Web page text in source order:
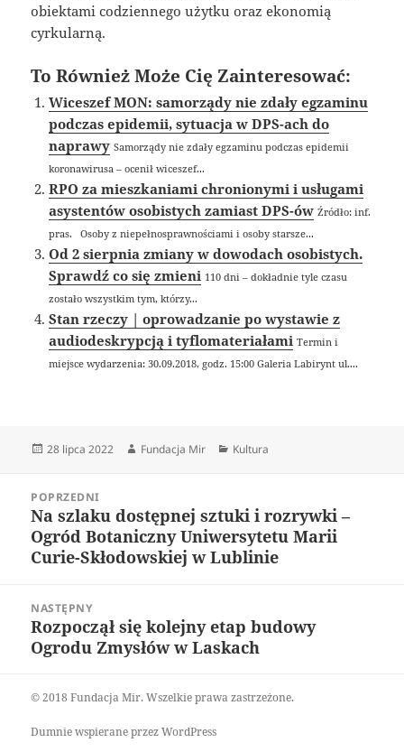
obiektami codziennego użytku oraz ekonomią
cyrkularną.
To Również Może Cię Zainteresować:
Wiceszef MON: samorządy nie zdały egzaminu
podczas epidemii, sytuacja w DPS-ach do
naprawy Samorządy nie zdały egzaminu podczas epidemii
koronawirusa – ocenił wiceszef...
RPO za mieszkaniami chronionymi i usługami
asystentów osobistych zamiast DPS-ów Źródło: inf.
pras. Osoby z niepełnosprawnościami i osoby starsze...
Od 2 sierpnia zmiany w dowodach osobistych.
Sprawdź co się zmieni 110 dni – dokładnie tyle czasu
zostało wszystkim tym, którzy...
Stan rzeczy | oprowadzanie po wystawie z
audiodeskrypcją i tyflomateriałami Termin i
miejsce wydarzenia: 30.09.2018, godz. 15:00 Galeria Labirynt ul....
Data
28 lipca 2022 Autor
Fundacja Mir Kategorie
Kultura
wpisuPOPRZEDNI
Poprzedni
wpis:
Na szlaku dostępnej sztuki i rozrywki –
Ogród Botaniczny Uniwersytetu Marii
Curie-Skłodowskiej w Lublinie
NASTĘPNY
Następny
wpis:
Rozpoczął się kolejny etap budowy
Ogrodu Zmysłów w Laskach
© 2018 Fundacja Mir. Wszelkie prawa zastrzeżone.
Dumnie wspierane przez WordPress